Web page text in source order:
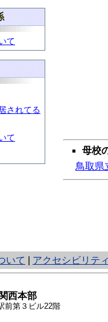
て
されてる
て
母校
鳥取県
いて アクセシビリティ
関西本部
前第３ビル22階